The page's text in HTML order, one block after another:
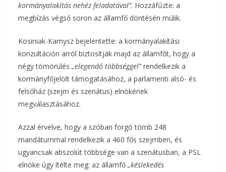
kormányalakítás nehéz feladatával”. Hozzáfűzte: a
megbízás végső soron az államfő döntésén múlik.
Kosiniak-Kamysz bejelentette: a kormányalakítási
konzultáción arról biztosítják majd az államfőt, hogy a
négy tömörülés „elegendő többséggel”rendelkezik a
kormányfőjelölt támogatásához, a parlamenti alsó- és
felsőház (szejm és szenátus) elnökének
megválasztásához.
Azzal érvelve, hogy a szóban forgó tömb 248
mandátummal rendelkezik a 460 fős szejmben, és
ugyancsak abszolút többsége van a szenátusban, a PSL
elnöke úgy ítélte meg: az államfő „késlekedés